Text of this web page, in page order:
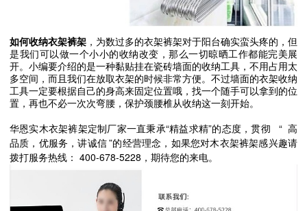
如何收纳衣架裤架 ，为数过多的衣架裤架对于阳台确实蛮头疼的，但
是我们可以做一个小小的收纳改变，那么一切晾晒工作都能完美展
开。小编要介绍的是一种黏贴挂在瓷砖墙面的收纳工具，不用占用太
多空间，而且我们在放取衣架的时候非常方便。不过墙面的衣架收纳
工具一定要根据自己的身高来固定位置哦，找一个随手可以拿到的位
置，再也不必一次次弯腰，保护颈腰椎从收纳这一刻开始。
华恩实木衣架裤架定制厂家一直秉承“精益求精”的态度，贯彻 “ 高
品质，优服务，讲诚信 ”的经营理念，如果您对木衣架裤架感兴趣请
拨打服务热线：
400-678-5228 ，期待您的来电。